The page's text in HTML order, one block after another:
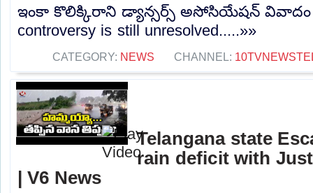
ఇంకా కొలిక్కిరాని డ్యాన్సర్స్ అసోసియేషన్ వివాదం
controversy is still unresolved.....»»
CATEGORY: NEWS CHANNEL:
Telangana state
rain deficit with
| V6 News